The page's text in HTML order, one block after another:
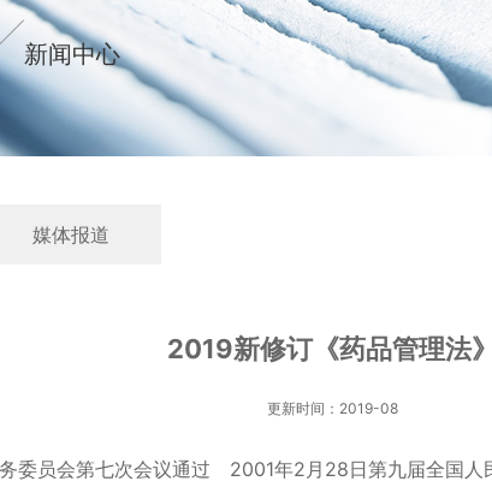
新闻中心
媒体报道
2019新修订《药品管理法》
更新时间：2019-08
委员会第七次会议通过 2001年2月28日第九届全国